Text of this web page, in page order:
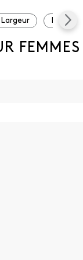
Largeur Large
FEMMES